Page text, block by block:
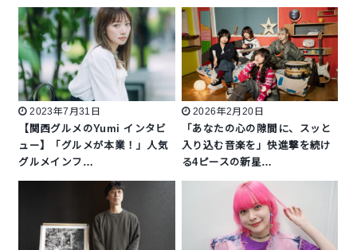
2023年7月31日
【関西グルメのYumi インタビ
ュー】「グルメが本業！」人気
グルメインフ…
2026年2月20日
「あなたの心の隙間に、スッと
入り込む音楽を」快進撃を続け
る4ピースの新星…